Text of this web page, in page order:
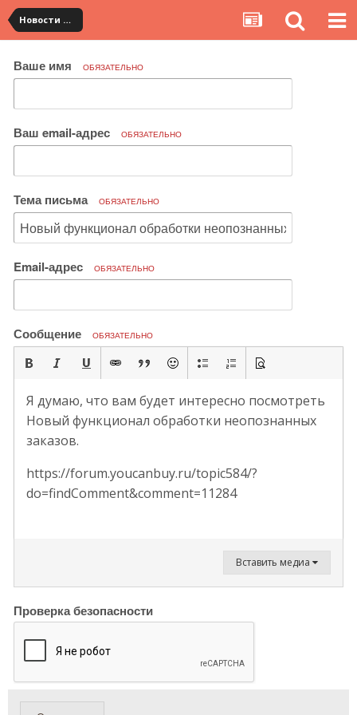
Новости сервиса
Ваше имя ОБЯЗАТЕЛЬНО
Ваш email-адрес ОБЯЗАТЕЛЬНО
Тема письма ОБЯЗАТЕЛЬНО
Email-адрес ОБЯЗАТЕЛЬНО
Сообщение ОБЯЗАТЕЛЬНО
Я думаю, что вам будет интересно посмотреть
Новый функционал обработки неопознанных
заказов.
https://forum.youcanbuy.ru/topic584/?
do=findComment&comment=11284
Вставить медиа
Проверка безопасности